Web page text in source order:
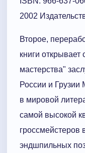
2002
Второе,
книги
мастерства"
России и
в мировой
самой высокой
гроссмейстеров
эндшпильных